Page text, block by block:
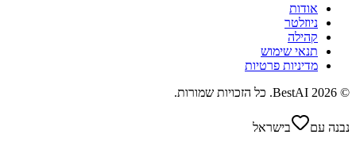
אודות
ניוזלטר
קהילה
תנאי שימוש
מדיניות פרטיות
©
2026
BestAI. כל הזכויות שמורות.
נבנה עם בישראל